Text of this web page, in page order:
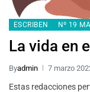
ESCRIBEN Nº 19
La vida en
Byadmin 7 marzo
Estas redacciones